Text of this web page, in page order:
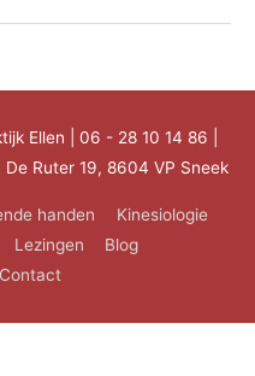
Ellen | 06 - 28 10 14 86 |
Ruter 19, 8604 VP Sneek
handen
Kinesiologie
Lezingen
Blog